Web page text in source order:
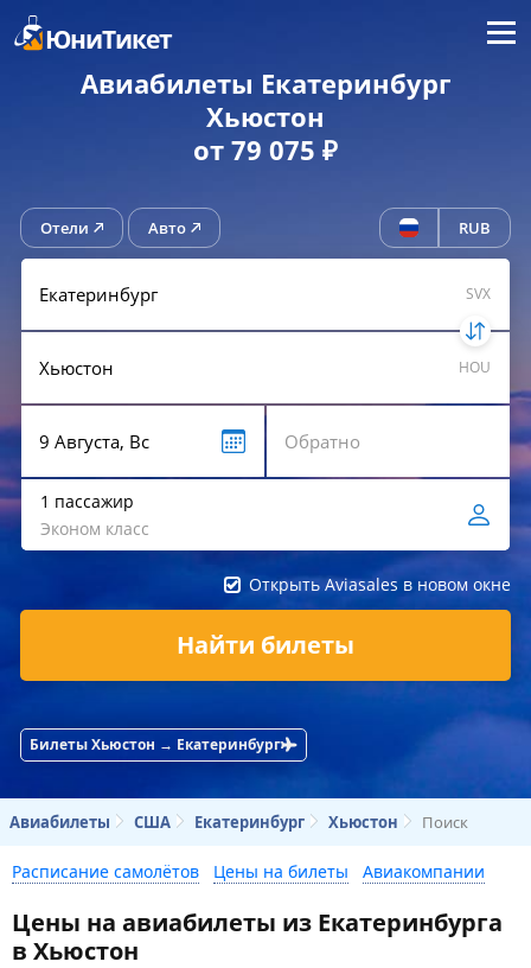
ЮниТикет Меню
Авиабилеты Екатеринбург
Хьюстон
от 79 075 ₽
Отели Авто RUB
SVX
HOU
1 пассажир
Эконом класс
Открыть Aviasales в новом окне
Найти билеты
Билеты Хьюстон → Екатеринбург
Авиабилеты США Екатеринбург Хьюстон Поиск
Расписание самолётов Цены на билеты Авиакомпании
Цены на авиабилеты из Екатеринбурга
в Хьюстон